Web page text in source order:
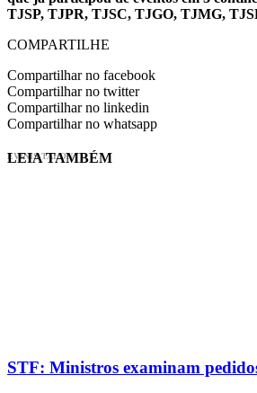
TJSP, TJPR, TJSC, TJGO, TJMG,
COMPARTILHE
Compartilhar no facebook
Compartilhar no twitter
Compartilhar no linkedin
Compartilhar no whatsapp
EVINIS TALON
LEIA TAMBÉM
STF: Ministros examinam